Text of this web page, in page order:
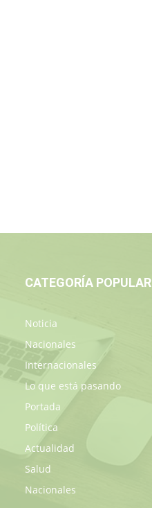
CATEGORÍA POPULAR
Noticia
Nacionales
Internacionales
Lo que está pasando
Portada
Política
Actualidad
Salud
Nacionales